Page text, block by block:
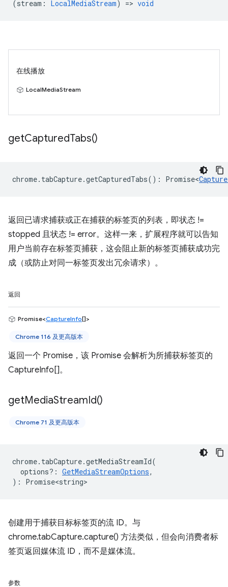
(stream : LocalMediaStream) => void
在线播放
LocalMediaStream
getCapturedTabs()
chrome. tabCapture.getCapturedTabs() : Promise<
返回已请求捕获或正在捕获的标签页的列表，即状态 !=
stopped 且状态 != error。这样一来，扩展程序就可以告知
用户当前存在标签页捕获，这会阻止新的标签页捕获成功完
成（或防止对同一标签页发出冗余请求）。
返回
Promise<CaptureInfo[]>
Chrome 116 及更高版本
返回一个 Promise，该 Promise 会解析为所捕获标签页的
CaptureInfo[]。
getMediaStreamId()
Chrome 71 及更高版本
chrome. tabCapture.getMediaStreamId(
options? : GetMediaStreamOptions,
) : Promise<string>
创建用于捕获目标标签页的流 ID。与
chrome.tabCapture.capture() 方法类似，但会向消费者标
签页返回媒体流 ID，而不是媒体流。
参数